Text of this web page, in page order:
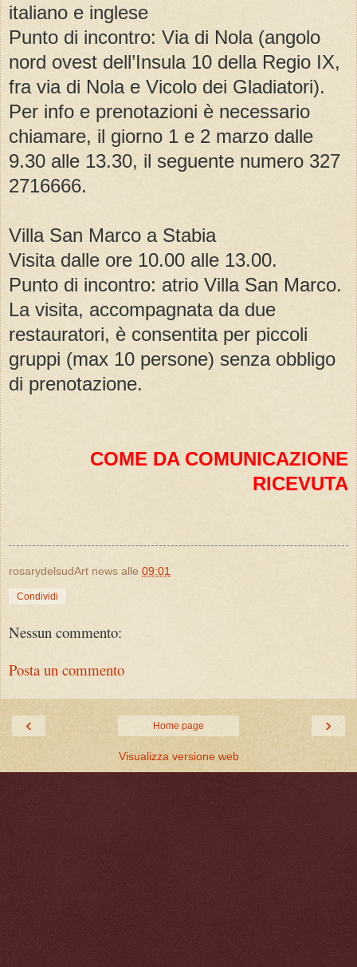
italiano e inglese
Punto di incontro: Via di Nola (angolo
nord ovest dell’Insula 10 della Regio IX,
fra via di Nola e Vicolo dei Gladiatori).
Per info e prenotazioni è necessario
chiamare, il giorno 1 e 2 marzo dalle
9.30 alle 13.30, il seguente numero 327
2716666.
Villa San Marco a Stabia
Visita dalle ore 10.00 alle 13.00.
Punto di incontro: atrio Villa San Marco.
La visita, accompagnata da due
restauratori, è consentita per piccoli
gruppi (max 10 persone) senza obbligo
di prenotazione.
COME DA COMUNICAZIONE
RICEVUTA
rosarydelsudArt news alle 09:01
Condividi
Nessun commento:
Posta un commento
‹ ›
Home page
Visualizza versione web